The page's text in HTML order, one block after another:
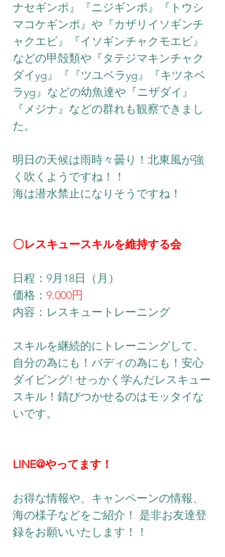
ナセギンポ』『ニジギンポ』『トウシ
マコケギンポ』や『カザリイソギンチ
ャクエビ』『イソギンチャクモエビ』
などの甲殻類や『タテジマキンチャク
ダイyg』『『ツユベラyg』『キツネベ
ラyg』などの幼魚達や『ニザダイ』
『メジナ』などの群れも観察できまし
た。
明日の天候は雨時々曇り！北東風が強
く吹くようですね！！
海は潜水禁止になりそうですね！
〇レスキュースキルを維持する会
​日程：9月18日（月）
価格： 9.000円
内容：レスキュートレーニング
スキルを継続的にトレーニングして、
自分の為にも！バディの為にも！安心
ダイビング! せっかく学んだレスキュー
スキル！錆びつかせるのはモッタイな
いです。
LINE@やってます！
お得な情報や、キャンペーンの情報、
海の様子などをご紹介！ 是非お友達登
録をお願いいたします！！